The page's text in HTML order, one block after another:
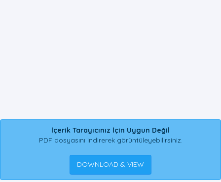
İçerik Tarayıcınız İçin Uygun Değil
PDF dosyasını indirerek görüntüleyebilirsiniz.
DOWNLOAD & VIEW